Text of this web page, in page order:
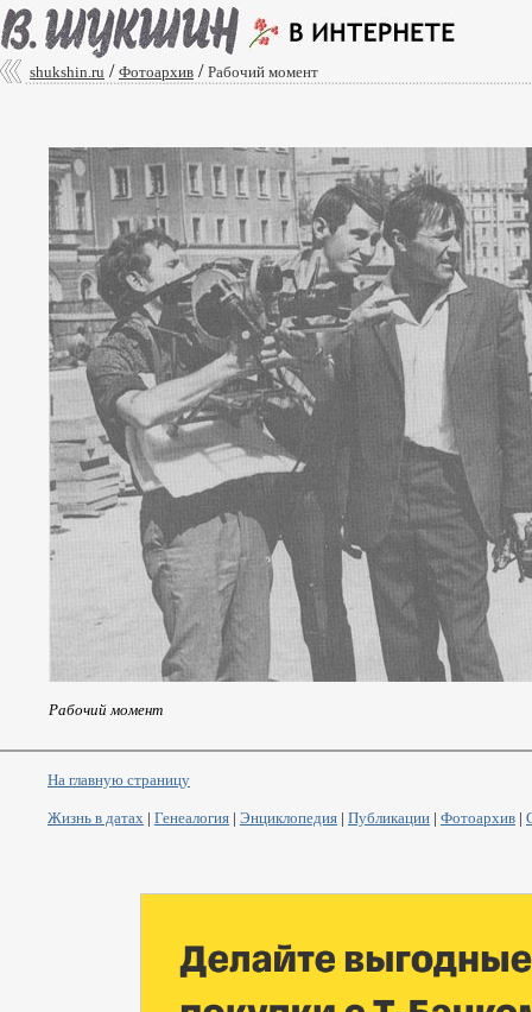
shukshin.ru / Фотоархив / Рабочий момент
Рабочий момент
На главную страницу
Жизнь в датах | Генеалогия | Энциклопедия | Публикации | Фотоархив |